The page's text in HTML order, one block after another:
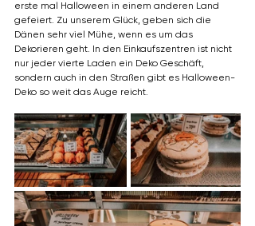
erste mal Halloween in einem anderen Land
gefeiert. Zu unserem Glück, geben sich die
Dänen sehr viel Mühe, wenn es um das
Dekorieren geht. In den Einkaufszentren ist nicht
nur jeder vierte Laden ein Deko Geschäft,
sondern auch in den Straßen gibt es Halloween-
Deko so weit das Auge reicht.